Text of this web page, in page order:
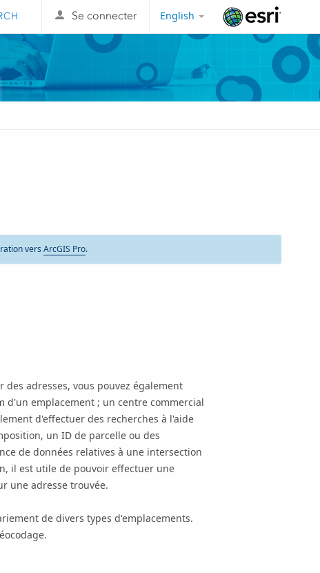
English
Se connecter
vers ArcGIS Pro.
adresses, vous pouvez également
emplacement ; un centre commercial
d'effectuer des recherches à l'aide
un ID de parcelle ou des
de données relatives à une intersection
il est utile de pouvoir effectuer une
une adresse trouvée.
de divers types d'emplacements.